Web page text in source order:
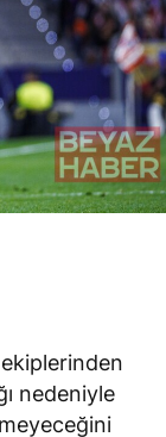
nedeniyle